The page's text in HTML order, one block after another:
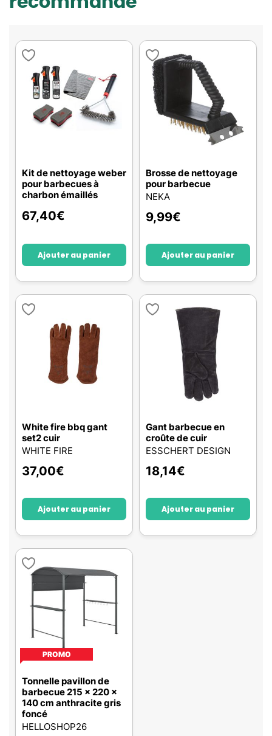
Kit de nettoyage weber
pour barbecues à
charbon émaillés
67,40€
Ajouter au panier
Brosse de nettoyage
pour barbecue
NEKA
9,99€
Ajouter au panier
White fire bbq gant
set2 cuir
WHITE FIRE
37,00€
Ajouter au panier
Gant barbecue en
croûte de cuir
ESSCHERT DESIGN
18,14€
Ajouter au panier
PROMO
Tonnelle pavillon de
barbecue 215 x 220 x
140 cm anthracite gris
foncé
HELLOSHOP26